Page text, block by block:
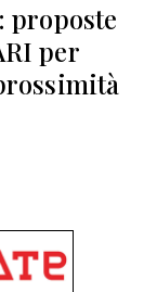
proposte
per